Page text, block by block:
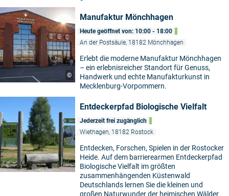
©
Manufaktur Mönchhagen
Heute geöffnet von: 10:00 - 18:00
An der Postsäule, 18182 Mönchhagen
Erlebt die moderne Manufaktur Mönchhagen
– ein erlebnisreicher Standort für Genuss,
Handwerk und echte Manufakturkunst in
Mecklenburg-Vorpommern.
Entdeckerpfad Biologische Vielfalt
Jederzeit frei zugänglich
Wiethagen, 18182 Rostock
Entdecken, Forschen, Spielen in der Rostocker
Heide. Auf dem barrierearmen Entdeckerpfad
Biologische Vielfalt im größten
zusammenhängenden Küstenwald
Deutschlands lernen Sie die kleinen und
großen Naturwunder der heimischen Wälder